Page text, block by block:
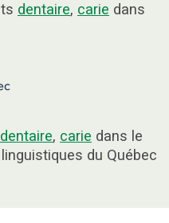
dentaire, carie dans
dentaire, carie dans le
du Québec